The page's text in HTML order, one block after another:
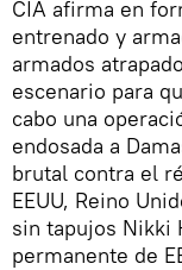
CIA afirma en
entrenado y
armados
escenario para
cabo una
endosada a
brutal contra el
EEUU, Reino
sin tapujos Nikki
permanente de